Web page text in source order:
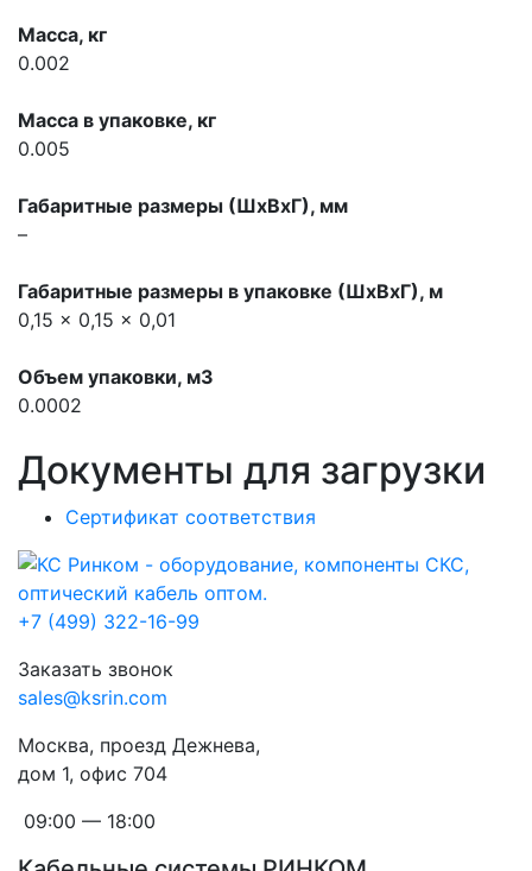
Масса, кг
0.002
Масса в упаковке, кг
0.005
Габаритные размеры (ШхВхГ), мм
–
Габаритные размеры в упаковке (ШхВхГ), м
0,15 x 0,15 x 0,01
Объем упаковки, м3
0.0002
Документы для загрузки
Сертификат соответствия
+7 (499) 322-16-99
Заказать звонок
sales@ksrin.com
Москва, проезд Дежнева,
дом 1, офис 704
09:00 — 18:00